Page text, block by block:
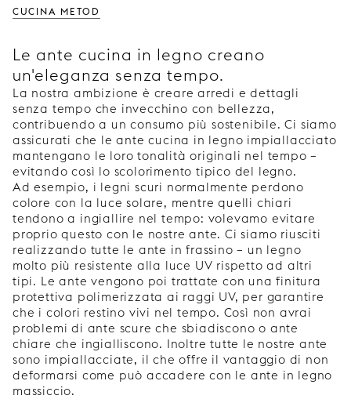
CUCINA METOD
Le ante cucina in legno creano
un'eleganza senza tempo.
La nostra ambizione è creare arredi e dettagli
senza tempo che invecchino con bellezza,
contribuendo a un consumo più sostenibile. Ci siamo
assicurati che le ante cucina in legno impiallacciato
mantengano le loro tonalità originali nel tempo –
evitando così lo scolorimento tipico del legno.
Ad esempio, i legni scuri normalmente perdono
colore con la luce solare, mentre quelli chiari
tendono a ingiallire nel tempo: volevamo evitare
proprio questo con le nostre ante. Ci siamo riusciti
realizzando tutte le ante in frassino – un legno
molto più resistente alla luce UV rispetto ad altri
tipi. Le ante vengono poi trattate con una finitura
protettiva polimerizzata ai raggi UV, per garantire
che i colori restino vivi nel tempo. Così non avrai
problemi di ante scure che sbiadiscono o ante
chiare che ingialliscono. Inoltre tutte le nostre ante
sono impiallacciate, il che offre il vantaggio di non
deformarsi come può accadere con le ante in legno
massiccio.